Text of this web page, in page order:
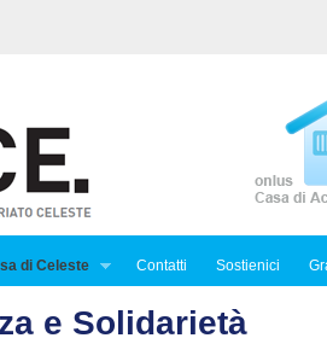
di Celeste Contatti Sostienici
e Solidarietà